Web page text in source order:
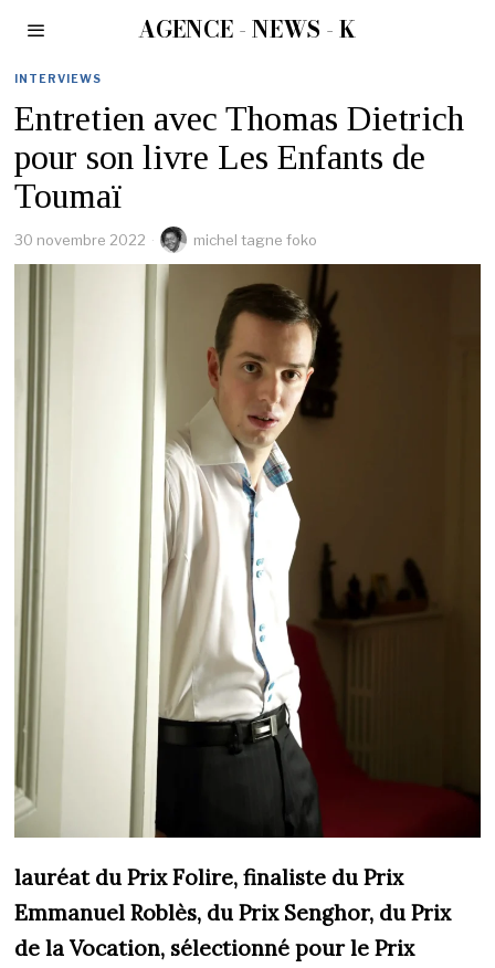
AGENCE - NEWS - K
INTERVIEWS
Entretien avec Thomas Dietrich
pour son livre Les Enfants de
Toumaï
30 novembre 2022 michel tagne foko
lauréat du Prix Folire, finaliste du Prix
Emmanuel Roblès, du Prix Senghor, du Prix
de la Vocation, sélectionné pour le Prix